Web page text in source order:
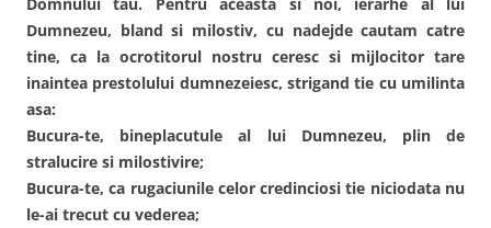
Dumnezeu, bland si milostiv, cu nadejde cautam catre
tine, ca la ocrotitorul nostru ceresc si mijlocitor tare
inaintea prestolului dumnezeiesc, strigand tie cu umilinta
asa:
Bucura-te, bineplacutule al lui Dumnezeu, plin de
stralucire si milostivire;
Bucura-te, ca rugaciunile celor credinciosi tie niciodata nu
le-ai trecut cu vederea;